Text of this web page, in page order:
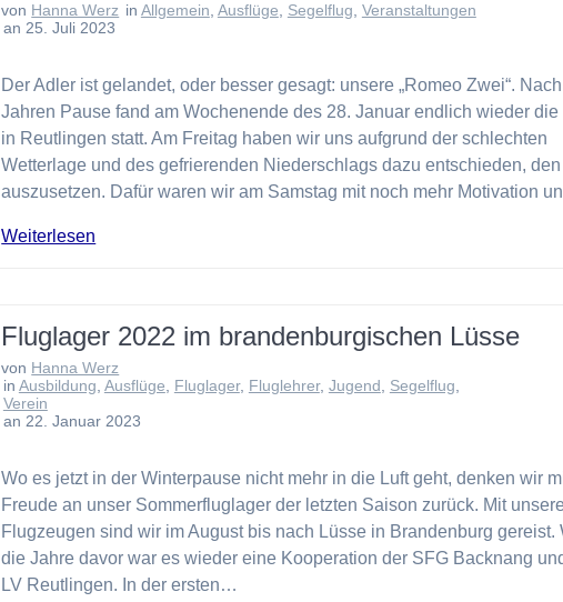
von Hanna Werz in Allgemein, Ausflüge, Segelflug, Veranstaltungen
an 25. Juli 2023
Der Adler ist gelandet, oder besser gesagt: unsere „Romeo Zwei“.
Jahren Pause fand am Wochenende des 28. Januar endlich wieder die
in Reutlingen statt. Am Freitag haben wir uns aufgrund der schlechten
Wetterlage und des gefrierenden Niederschlags dazu entschieden, den
auszusetzen. Dafür waren wir am Samstag mit noch mehr Motivation
Weiterlesen
Fluglager 2022 im brandenburgischen Lüsse
von Hanna Werz
in Ausbildung, Ausflüge, Fluglager, Fluglehrer, Jugend, Segelflug,
Verein
an 22. Januar 2023
Wo es jetzt in der Winterpause nicht mehr in die Luft geht, denken wir
Freude an unser Sommerfluglager der letzten Saison zurück. Mit
Flugzeugen sind wir im August bis nach Lüsse in Brandenburg gereist.
die Jahre davor war es wieder eine Kooperation der SFG Backnang
LV Reutlingen. In der ersten…